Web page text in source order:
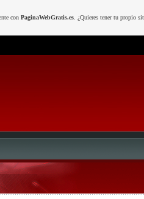
con PaginaWebGratis.es. ¿Quieres tener tu propio